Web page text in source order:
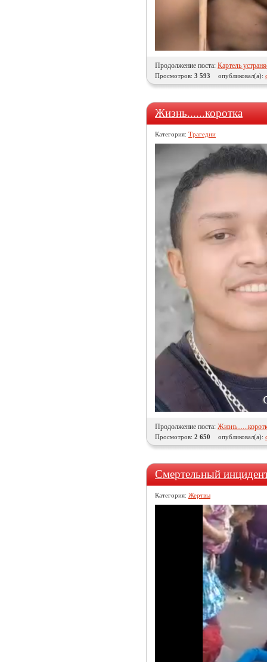
Продолжение поста: Картель
Просмотров: 3 593 опубликовал(а):
Жизнь......коротка
Категория: Трагедии
Продолжение поста:
Просмотров: 2 650 опубликовал(а):
Смертельный
Категория: Жертвы